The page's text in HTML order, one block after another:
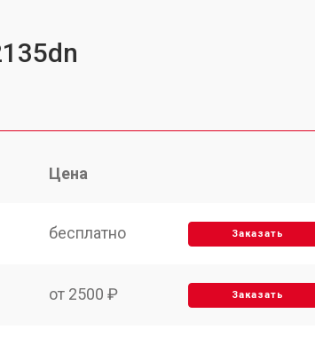
Цена
бесплатно Заказать
от 2500 ₽ Заказать